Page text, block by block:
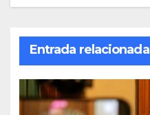
Entrada relacionada